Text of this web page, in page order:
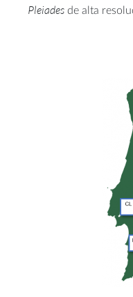
Pleiades de alta